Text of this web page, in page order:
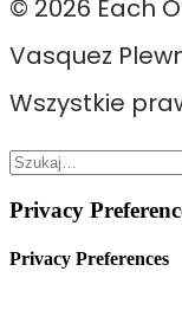
© 2026 Each
Vasquez
Wszystkie
Privacy
Privacy Preferences